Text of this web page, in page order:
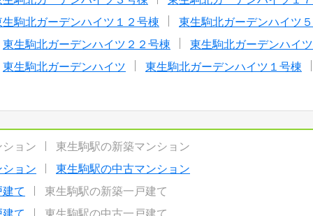
生駒北ガーデンハイツ１２号棟
東生駒北ガーデンハイツ
東生駒北ガーデンハイツ２２号棟
東生駒北ガーデンハイ
東生駒北ガーデンハイツ
東生駒北ガーデンハイツ１号棟
ョン
東生駒駅の新築マンション
ョン
東生駒駅の中古マンション
て
東生駒駅の新築一戸建て
て
東生駒駅の中古一戸建て